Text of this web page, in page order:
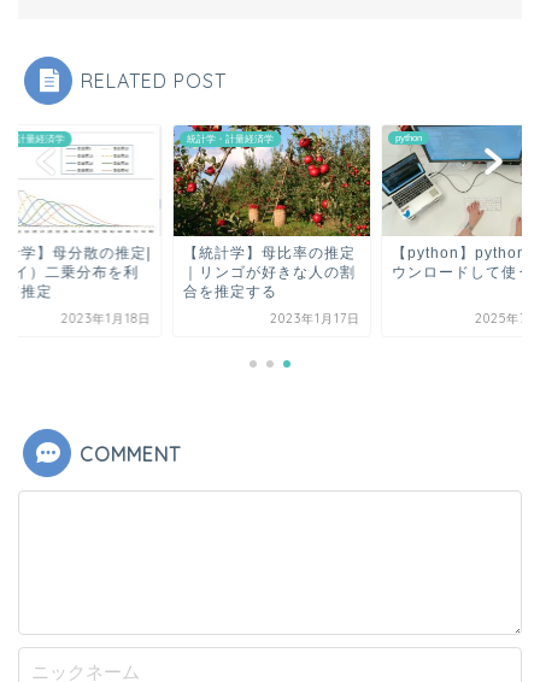
RELATED POST
・計量経済学
計学】母分散の推定|
イ）二乗分布を利
て推定
2023年1月18日
統計学・計量経済学
【統計学】母比率の推定
｜リンゴが好きな人の割
合を推定する
2023年1月17日
python
【python】python
ウンロードして使う
2025年7
COMMENT